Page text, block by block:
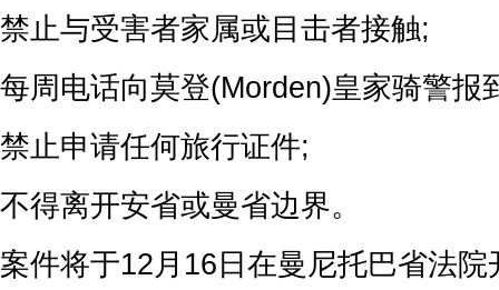
禁止与受害者家属或目击者接触;
每周电话向莫登(Morden)皇家骑警报
禁止申请任何旅行证件;
不得离开安省或曼省边界。
案件将于12月16日在曼尼托巴省法院